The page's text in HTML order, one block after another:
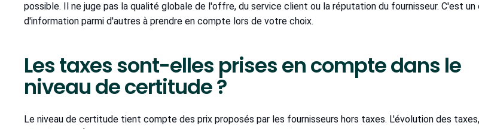
possible. Il ne juge pas la qualité globale de l'offre, du service client ou la réputation du fournisseur. C'est un
d'information parmi d'autres à prendre en compte lors de votre choix.
Les taxes sont-elles prises en compte dans le
niveau de certitude ?
Le niveau de certitude tient compte des prix proposés par les fournisseurs hors taxes. L'évolution des taxes,